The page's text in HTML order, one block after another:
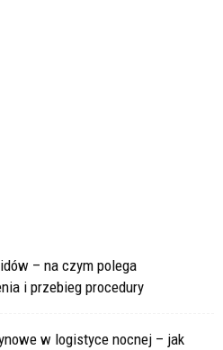
– na czym polega
i przebieg procedury
w logistyce nocnej – jak